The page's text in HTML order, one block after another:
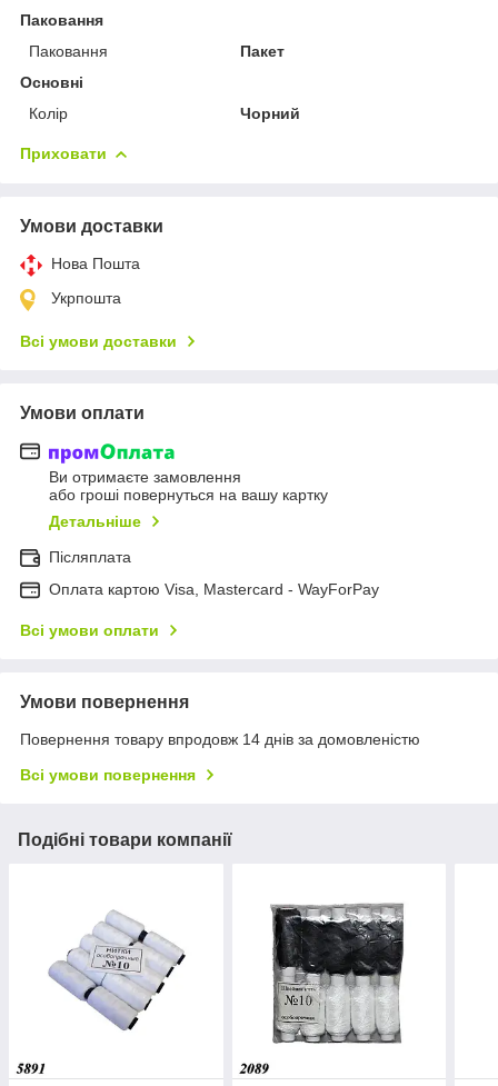
Паковання
Паковання
Пакет
Основні
Колір
Чорний
Приховати
Умови доставки
Нова Пошта
Укрпошта
Всі умови доставки
Умови оплати
Ви отримаєте замовлення
або гроші повернуться на вашу картку
Детальніше
Післяплата
Оплата картою Visa, Mastercard - WayForPay
Всі умови оплати
Умови повернення
Повернення товару впродовж 14 днів за домовленістю
Всі умови повернення
Подібні товари компанії